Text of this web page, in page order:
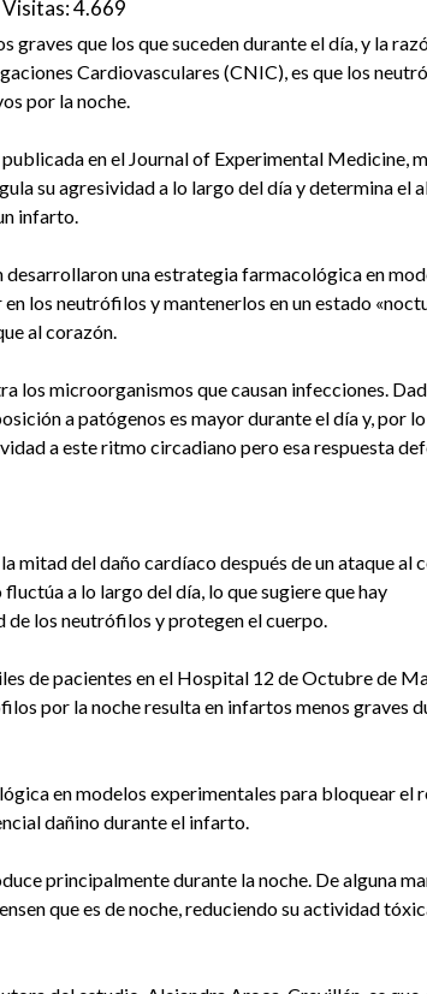
Visitas:4.669
graves que los que suceden durante el día, y la
Cardiovasculares (CNIC), es que los
por la noche.
en el Journal of Experimental Medicine,
su agresividad a lo largo del día y determina el
infarto.
una estrategia farmacológica en
los neutrófilos y mantenerlos en un estado
al corazón.
los microorganismos que causan infecciones.
a patógenos es mayor durante el día y, por
a este ritmo circadiano pero esa respuesta
mitad del daño cardíaco después de un ataque al
a lo largo del día, lo que sugiere que hay
los neutrófilos y protegen el cuerpo.
de pacientes en el Hospital 12 de Octubre de
por la noche resulta en infartos menos graves
en modelos experimentales para bloquear el
dañino durante el infarto.
principalmente durante la noche. De alguna
que es de noche, reduciendo su actividad